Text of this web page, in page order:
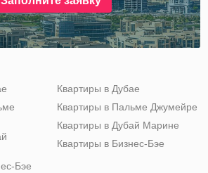
Бэе
Квартиры в Дубае
Квартиры в Пальме Джумейре
Квартиры в Дубай Марине
Квартиры в Бизнес-Бэе